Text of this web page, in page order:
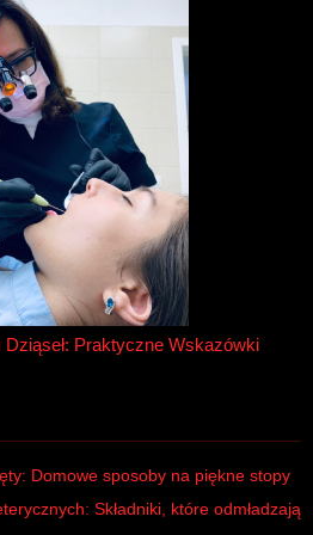
Praktyczne Wskazówki
Domowe sposoby na piękne stopy
Składniki, które odmładzają